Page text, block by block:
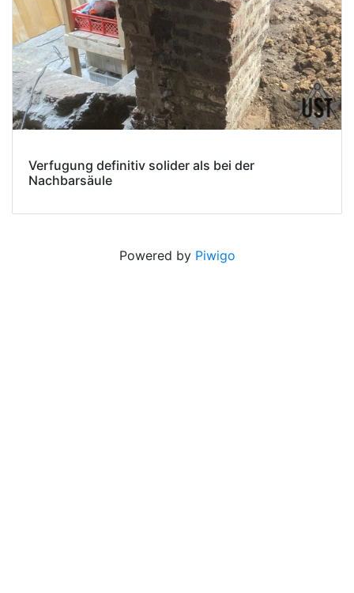
Verfugung definitiv solider als bei der
Nachbarsäule
Powered by Piwigo